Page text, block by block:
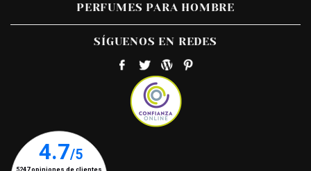
PERFUMES PARA HOMBRE
SÍGUENOS EN REDES